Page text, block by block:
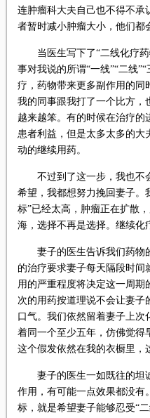
连肿瘤科大夫自己也不得不承
者暂时减小肿瘤大小，他们都
当医生写下了“二线化疗药
事对我说的所谓“一线”“二线
疗，药物带来更多副作用的同
我的同事跟我打了一个比方，
越来越笨。有的时候在治疗
患者利益，但是太多太多的大
动的继续用药。
不过到了这一步，我也不
希望，我都想努力挽回妻子。
标”已经太高，肿瘤正在扩散
海，选择不再是选择。继续化
妻子的医生告诉我们药物
的治疗要求妻子每天隔段时
用的严重程度将决定这一周
次的用药按道理说不会让妻
口气。我们依然留着妻子上
着同一个至少五年，仿佛觉得
这个假发依然在我的衣橱里，
妻子的医生一如既往的坦诚
作用，有可能一点效果都没有
标，就是希望妻子能够忍受“